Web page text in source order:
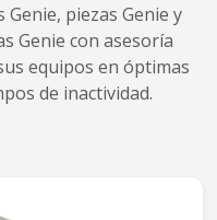
Genie, piezas Genie y
Genie con asesoría
equipos en óptimas
de inactividad.